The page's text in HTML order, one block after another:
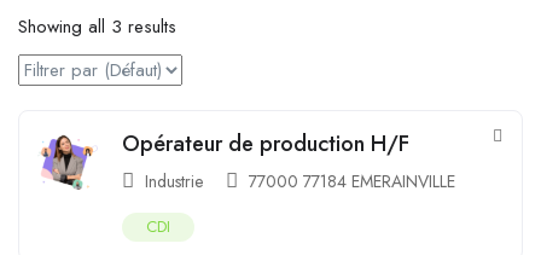
Showing all 3 results
Opérateur de production H/F
Industrie 77000 77184 EMERAINVILLE
CDI